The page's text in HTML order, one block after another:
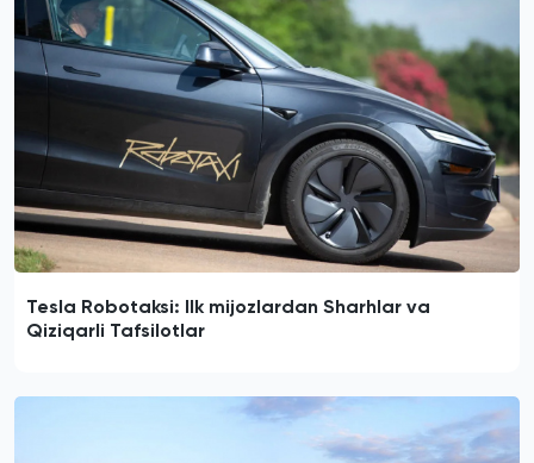
Tesla Robotaksi: Ilk mijozlardan Sharhlar va
Qiziqarli Tafsilotlar